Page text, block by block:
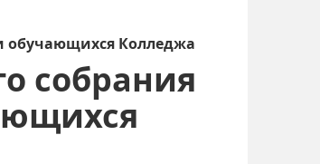
обучающихся Колледжа
собрания